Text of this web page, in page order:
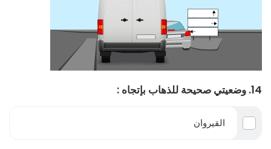
14. وضعيتي صحيحة للذهاب بإتجاه :
القيروان